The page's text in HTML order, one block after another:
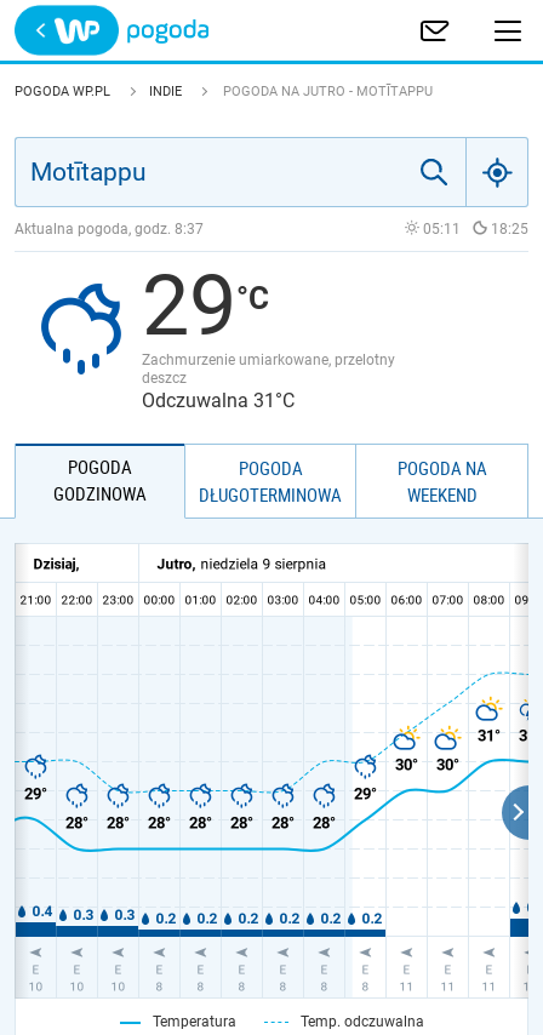
Trwa ładowanie
POLSKA
JAKOŚĆ POWIETRZA
POGODA WP.PL INDIE POGODA NA JUTRO - MOTĪTAPPU
Aktualna pogoda, godz. 8:37 05:11 18:25
29
Zachmurzenie umiarkowane, przelotny
deszcz
Odczuwalna 31°C
POGODA
GODZINOWA
POGODA
DŁUGOTERMINOWA
POGODA NA
WEEKEND
Temperatura Temp. odczuwalna